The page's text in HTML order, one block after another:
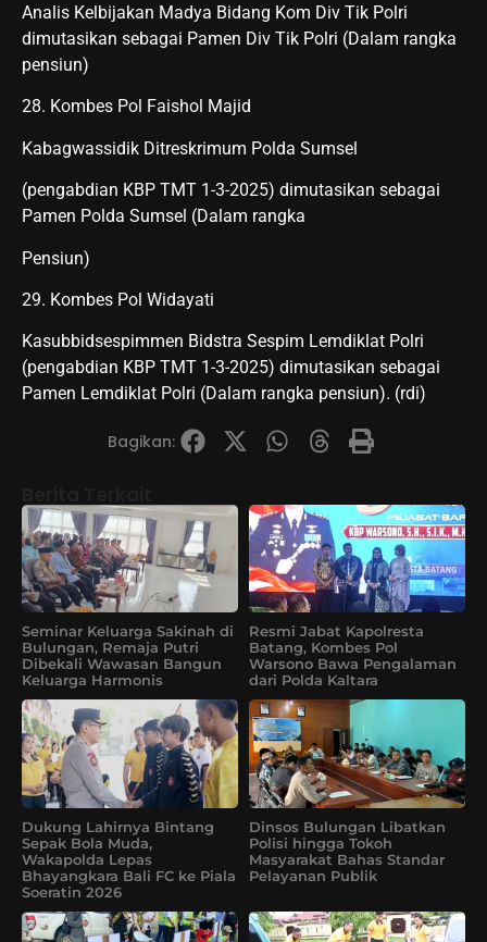
Analis Kelbijakan Madya Bidang Kom Div Tik Polri
dimutasikan sebagai Pamen Div Tik Polri (Dalam rangka
pensiun)
28. Kombes Pol Faishol Majid
Kabagwassidik Ditreskrimum Polda Sumsel
(pengabdian KBP TMT 1-3-2025) dimutasikan sebagai
Pamen Polda Sumsel (Dalam rangka
Pensiun)
29. Kombes Pol Widayati
Kasubbidsespimmen Bidstra Sespim Lemdiklat Polri
(pengabdian KBP TMT 1-3-2025) dimutasikan sebagai
Pamen Lemdiklat Polri (Dalam rangka pensiun). (rdi)
Bagikan:
Seminar Keluarga Sakinah di
Bulungan, Remaja Putri
Dibekali Wawasan Bangun
Keluarga Harmonis
Resmi Jabat Kapolresta
Batang, Kombes Pol
Warsono Bawa Pengalaman
dari Polda Kaltara
Dukung Lahirnya Bintang
Sepak Bola Muda,
Wakapolda Lepas
Bhayangkara Bali FC ke Piala
Soeratin 2026
Dinsos Bulungan Libatkan
Polisi hingga Tokoh
Masyarakat Bahas Standar
Pelayanan Publik